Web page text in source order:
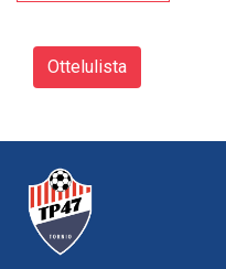
Ottelulista